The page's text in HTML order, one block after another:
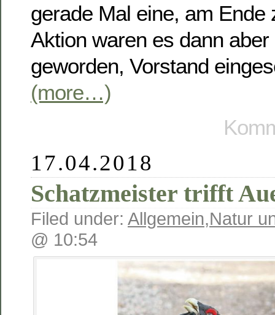
gerade Mal eine, am Ende
Aktion waren es dann
geworden, Vorstand
(more…)
17.04.2018
Schatzmeister trifft
Filed under: Allgemein,Natur
@ 10:54